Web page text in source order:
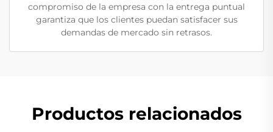
compromiso de la empresa con la entrega puntual
garantiza que los clientes puedan satisfacer sus
demandas de mercado sin retrasos.
Productos relacionados